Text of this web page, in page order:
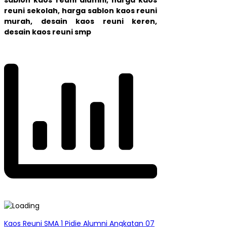
reuni sekolah, harga sablon kaos reuni
murah, desain kaos reuni keren,
desain kaos reuni smp
Kaos Reuni SMA 1 Pidie Alumni Angkatan 07